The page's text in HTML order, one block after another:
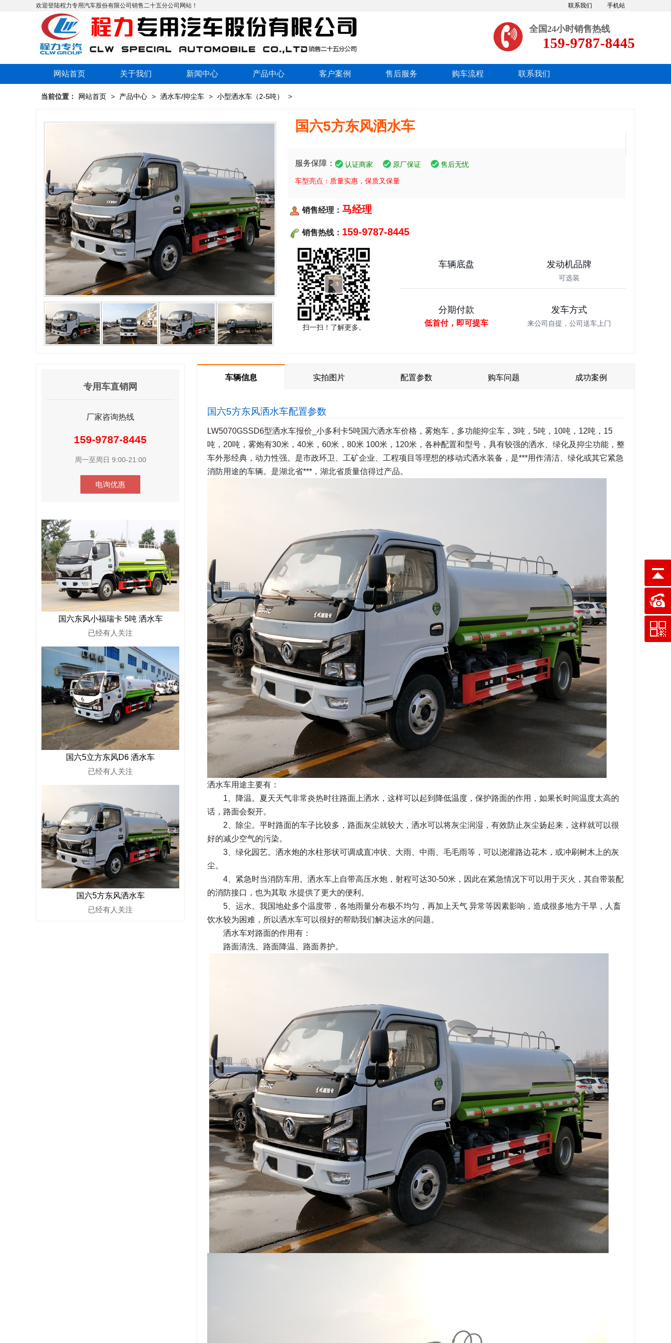
欢迎登陆程力专用汽车股份有限公司销售二十五分公司网站！ 手机站
联系我们
全国24小时销售热线
159-9787-8445
网站首页 关于我们 新闻中心 产品中心 客户案例 售后服务 购车流程 联系我们
当前位置： 网站首页 > 产品中心 > 洒水车/抑尘车 > 小型洒水车（2-5吨） >
国六5方东风洒水车
服务保障： 认证商家 原厂保证 售后无忧
车型亮点：质量实惠，保质又保量
销售经理： 马经理
销售热线： 159-9787-8445
扫一扫！了解更多。
车辆底盘 发动机品牌
可选装
分期付款
低首付，即可提车
发车方式
来公司自提，公司送车上门
车辆信息 实拍图片 配置参数 购车问题 成功案例
国六5方东风洒水车配置参数
LW5070GSSD6型洒水车报价_小多利卡5吨国六洒水车价格，雾炮车，多功能抑尘车，3吨，5吨，10吨，12吨，15
吨，20吨，雾炮有30米，40米，60米，80米 100米，120米，各种配置和型号，具有较强的洒水、绿化及抑尘功能，整
车外形经典，动力性强。是市政环卫、工矿企业、工程项目等理想的移动式洒水装备，是***用作清洁、绿化或其它紧急
消防用途的车辆。是湖北省***，湖北省质量信得过产品。
洒水车用途主要有：
1、降温。夏天天气非常炎热时往路面上洒水，这样可以起到降低温度，保护路面的作用，如果长时间温度太高的
话，路面会裂开。
2、除尘。平时路面的车子比较多，路面灰尘就较大，洒水可以将灰尘润湿，有效防止灰尘扬起来，这样就可以很
好的减少空气的污染。
3、绿化园艺。洒水炮的水柱形状可调成直冲状、大雨、中雨、毛毛雨等，可以浇灌路边花木，或冲刷树木上的灰
尘。
4、紧急时当消防车用。洒水车上自带高压水炮，射程可达30-50米，因此在紧急情况下可以用于灭火，其自带装配
的消防接口，也为其取 水提供了更大的便利。
5、运水。我国地处多个温度带，各地雨量分布极不均匀，再加上天气 异常等因素影响，造成很多地方干旱，人畜
饮水较为困难，所以洒水车可以很好的帮助我们解决运水的问题。
洒水车对路面的作用有：
路面清洗、路面降温、路面养护。
专用车直销网
厂家咨询热线
159-9787-8445
周一至周日 9:00-21:00
电询优惠
国六东风小福瑞卡 5吨 洒水车
已经有人关注
国六5立方东风D6 洒水车
已经有人关注
国六5方东风洒水车
已经有人关注